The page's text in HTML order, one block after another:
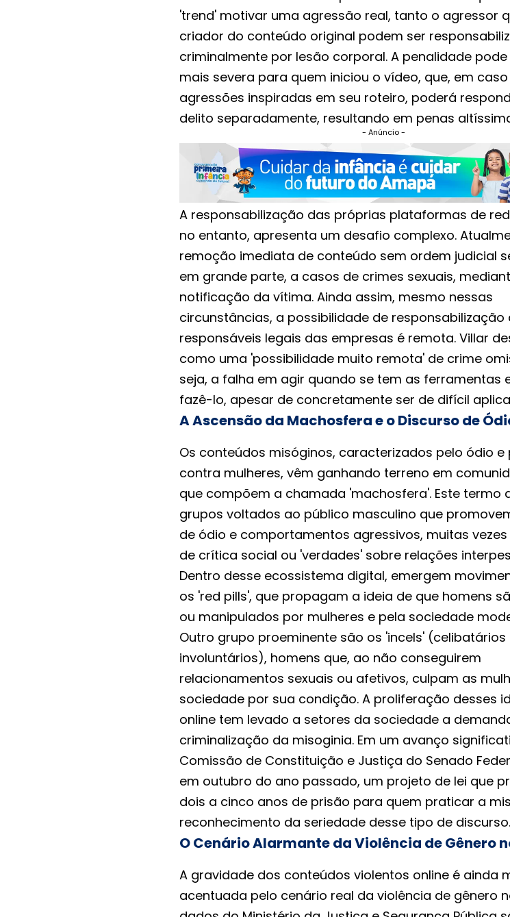
'trend' motivar uma agressão real, tanto o agressor
criador do conteúdo original podem ser
criminalmente por lesão corporal. A penalidade
mais severa para quem iniciou o vídeo, que, em
agressões inspiradas em seu roteiro, poderá
delito separadamente, resultando em penas
- Anúncio -
A responsabilização das próprias plataformas de
no entanto, apresenta um desafio complexo.
remoção imediata de conteúdo sem ordem judicial
em grande parte, a casos de crimes sexuais,
notificação da vítima. Ainda assim, mesmo nessas
circunstâncias, a possibilidade de responsabilização
responsáveis legais das empresas é remota. Villar
como uma 'possibilidade muito remota' de crime
seja, a falha em agir quando se tem as ferramentas
fazê-lo, apesar de concretamente ser de difícil
A Ascensão da Machosfera e o Discurso de
Os conteúdos misóginos, caracterizados pelo ódio
contra mulheres, vêm ganhando terreno em
que compõem a chamada 'machosfera'. Este termo
grupos voltados ao público masculino que
de ódio e comportamentos agressivos, muitas
de crítica social ou 'verdades' sobre relações
Dentro desse ecossistema digital, emergem
os 'red pills', que propagam a ideia de que homens
ou manipulados por mulheres e pela sociedade
Outro grupo proeminente são os 'incels' (celibatários
involuntários), homens que, ao não conseguirem
relacionamentos sexuais ou afetivos, culpam as
sociedade por sua condição. A proliferação desses
online tem levado a setores da sociedade a
criminalização da misoginia. Em um avanço
Comissão de Constituição e Justiça do Senado
em outubro do ano passado, um projeto de lei que
dois a cinco anos de prisão para quem praticar a
reconhecimento da seriedade desse tipo de discurso.
O Cenário Alarmante da Violência de Gênero
A gravidade dos conteúdos violentos online é ainda
acentuada pelo cenário real da violência de gênero